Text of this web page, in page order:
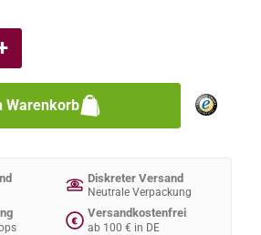
Gib den gewünschten
Warenkorb
Diskreter Versand
Neutrale Verpackung
€
Versandkostenfrei
ab 100 € in DE